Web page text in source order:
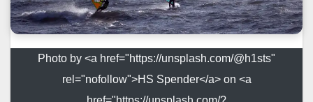
Photo by <a href="https://unsplash.com/@h1sts"
rel="nofollow">HS Spender</a> on <a